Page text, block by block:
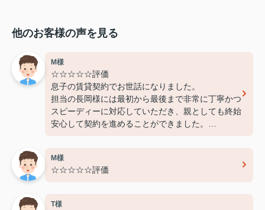
他のお客様の声を見る
M様
☆☆☆☆☆評価
息子の賃貸契約でお世話になりました。
担当の長岡様には最初から最後まで非常に丁寧かつ
スピーディーに対応していただき、親としても終始
安心して契約を進めることができました。
また機会があればぜひ利用させていただきたいと思
います。本当にありがとうございました！
M様
☆☆☆☆☆評価
T様